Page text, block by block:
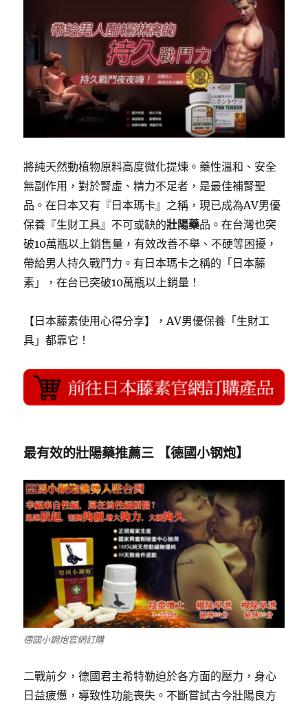
將純天然動植物原料高度微化提煉。藥性溫和、安全
無副作用，對於腎虛、精力不足者，是最佳補腎聖
品。在日本又有『日本瑪卡』之稱，現已成為AV男優
保養『生財工具』不可或缺的壯陽藥品。在台灣也突
破10萬瓶以上銷售量，有效改善不舉、不硬等困擾，
帶給男人持久戰鬥力。有日本瑪卡之稱的「日本藤
素」，在台已突破10萬瓶以上銷量！
【日本藤素使用心得分享】，AV男優保養「生財工
具」都靠它！
最有效的壯陽藥推薦三 【德國小钢炮】
德國小鋼炮官網訂購
二戰前夕，德國君主希特勒迫於各方面的壓力，身心
日益疲憊，導致性功能喪失。不斷嘗試古今壯陽良方